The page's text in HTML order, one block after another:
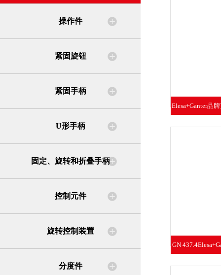
操作件
紧固旋钮
紧固手柄
U形手柄
固定、旋转和折叠手柄
控制元件
旋转控制装置
分度件
Elesa+Ganter品
GN